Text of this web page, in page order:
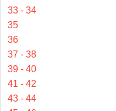
33 - 34
35
36
37 - 38
39 - 40
41 - 42
43 - 44